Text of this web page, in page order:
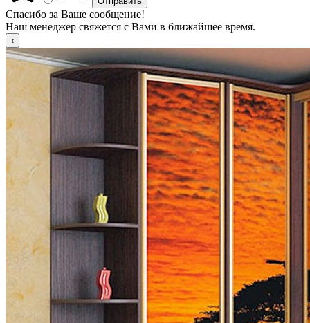
Спасибо за Ваше сообщение!
Наш менеджер свяжется с Вами в ближайшее время.